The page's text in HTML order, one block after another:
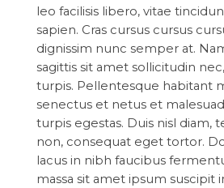
leo facilisis libero, vitae
sapien. Cras cursus cursus
dignissim nunc semper at.
sagittis sit amet sollicitudin
turpis. Pellentesque habitant
senectus et netus et
turpis egestas. Duis nisl diam,
non, consequat eget tortor.
lacus in nibh faucibus
massa sit amet ipsum suscipit